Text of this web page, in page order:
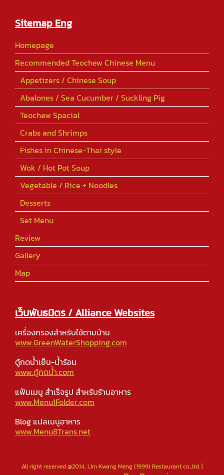
Sitemap Eng
Homepage
Recommended Teochew Chinese Menu
Appetizers / Chinese Soup
Abalones / Sea Cucumber / Suckling Pig
Teochew Spacial
Crabs and Shrimps
Fishes in Chinese-Thai style
Wok / Hot Pot Soup
Vegetable / Rice + Noodles
Desserts
Set Menu
Review
Gallery
Map
เว็บพันธมิตร / Alliance Websites
เครื่องกรองสำหรับใช้ตามบ้าน
www.GreenWaterShopping.com
ตู้กดน้ำเย็น-น้ำร้อน
www.ตู้กดน้ำ.com
แฟ้มเมนู สำเร็จรูป สำหรับร้านอาหาร
www.Menu1Folder.com
Blog แปลเมนูอาหาร
www.Menu8Trans.net
All right reserved @2014, Lim Kwang Meng (1999) Restaurant co.,ltd. |